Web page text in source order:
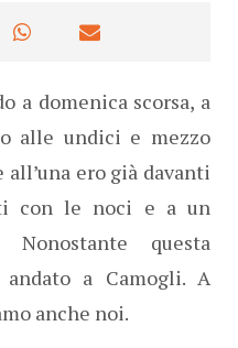
a domenica scorsa, a
alle undici e mezzo
ero già davanti
con le noci e a un
questa
a Camogli. A
anche noi.